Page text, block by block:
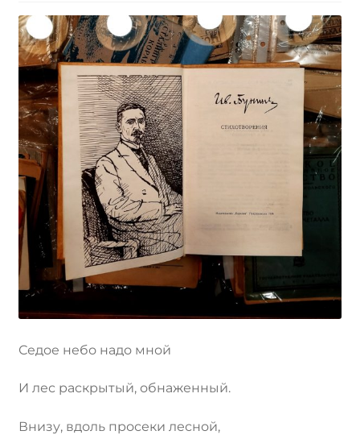
Седое небо надо мной
И лес раскрытый, обнаженный.
Внизу, вдоль просеки лесной,